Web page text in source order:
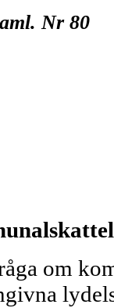
Nr 80
om